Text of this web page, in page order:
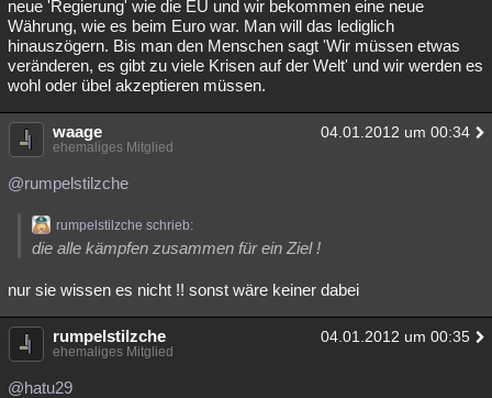
Lesenswert Schlüsselwörter
neue 'Regierung' wie die EU und wir bekommen eine neue
Währung, wie es beim Euro war. Man will das lediglich
hinauszögern. Bis man den Menschen sagt 'Wir müssen etwas
veränderen, es gibt zu viele Krisen auf der Welt' und wir werden es
wohl oder übel akzeptieren müssen.
waage 04.01.2012 um 00:34
ehemaliges Mitglied
@rumpelstilzche
rumpelstilzche schrieb:
die alle kämpfen zusammen für ein Ziel !
nur sie wissen es nicht !! sonst wäre keiner dabei
rumpelstilzche 04.01.2012 um 00:35
ehemaliges Mitglied
@hatu29